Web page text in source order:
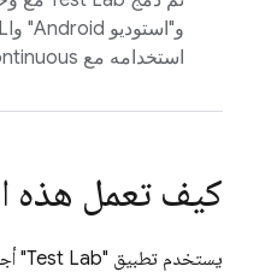
استخدامه مع Continuous أنظمة التكامل (CI)
كيف تعمل هذه
يستخدم تطبيق "Test Lab
"